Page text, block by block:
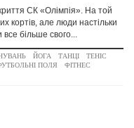
СК «Олімпія». На той
кортів, але люди настільки
більше свого...
ЙОГА ТАНЦІ
ТЕНІС
ПОЛЯ ФІТНЕС